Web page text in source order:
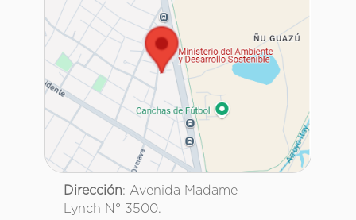
Dirección: Avenida Madame
Lynch N° 3500.